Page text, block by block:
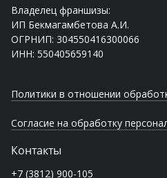
Владелец франшизы:
ИП Бекмагамбетова А.И.
ОГРНИП: 304550416300066
ИНН: 550405659140
Политики в отношении
Согласие на обработку
Контакты
+7 (3812) 900-105